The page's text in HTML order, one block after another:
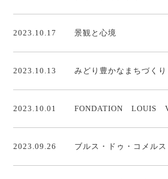
2023.10.17 景観と心境
2023.10.13 みどり豊かなまちづくり
2023.10.01 FONDATION LOUIS
2023.09.26 ブルス・ドゥ・コメルス